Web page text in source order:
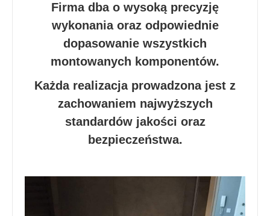
Firma dba o wysoką precyzję
wykonania oraz odpowiednie
dopasowanie wszystkich
montowanych komponentów.
Każda realizacja prowadzona jest z
zachowaniem najwyższych
standardów jakości oraz
bezpieczeństwa.